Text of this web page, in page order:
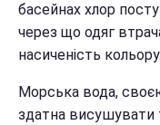
басейнах хлор
через що одяг
насиченість кольору.
Морська вода,
здатна висушувати